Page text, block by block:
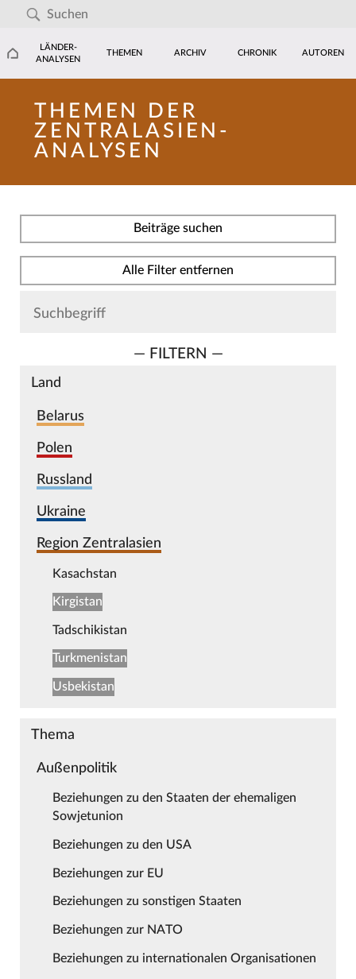
LÄNDER-
ANALYSEN
THEMEN ARCHIV CHRONIK AUTOREN
THEMEN DER
ZENTRALASIEN-
ANALYSEN
Beiträge suchen
Alle Filter entfernen
— FILTERN —
Land
Belarus
Polen
Russland
Ukraine
Region Zentralasien
Kasachstan
Kirgistan
Tadschikistan
Turkmenistan
Usbekistan
Thema
Außenpolitik
Beziehungen zu den Staaten der ehemaligen
Sowjetunion
Beziehungen zu den USA
Beziehungen zur EU
Beziehungen zu sonstigen Staaten
Beziehungen zur NATO
Beziehungen zu internationalen Organisationen